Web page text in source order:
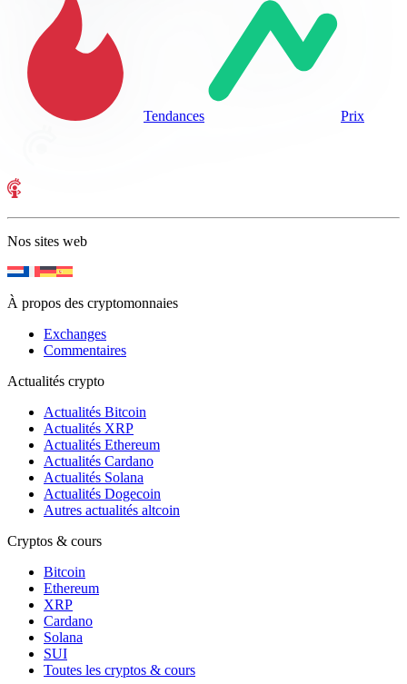
Tendances Prix
Nos sites web
À propos des cryptomonnaies
Exchanges
Commentaires
Actualités crypto
Actualités Bitcoin
Actualités XRP
Actualités Ethereum
Actualités Cardano
Actualités Solana
Actualités Dogecoin
Autres actualités altcoin
Cryptos & cours
Bitcoin
Ethereum
XRP
Cardano
Solana
SUI
Toutes les cryptos & cours